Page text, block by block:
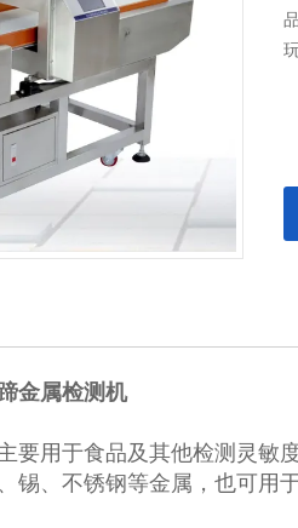
金属检测机
要用于食品及其他检测灵敏
锡、不锈钢等金属，也可用